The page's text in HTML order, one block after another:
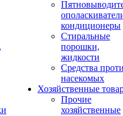
кондиционеры
Стиральные
порошки,
жидкости
Средства
насекомых
Хозяйственные
Прочие
хозяйственные